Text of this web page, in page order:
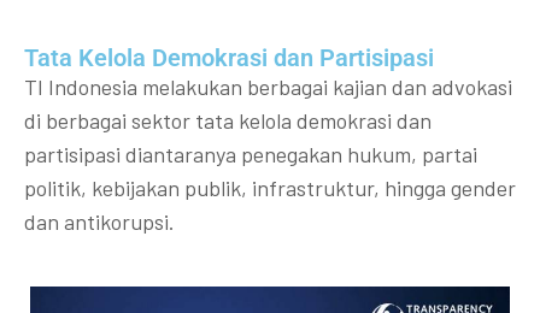
Tata Kelola Demokrasi dan Partisipasi​
TI Indonesia melakukan berbagai kajian dan advokasi
di berbagai sektor tata kelola demokrasi dan
partisipasi diantaranya penegakan hukum, partai
politik, kebijakan publik, infrastruktur, hingga gender
dan antikorupsi.